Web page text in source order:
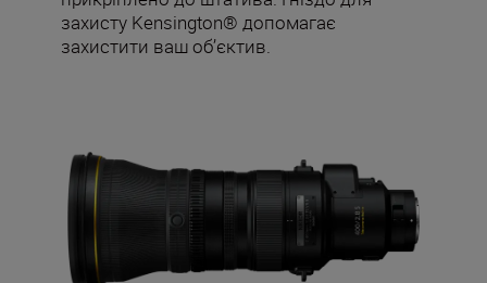
захисту Kensington® допомагає
захистити ваш об’єктив.